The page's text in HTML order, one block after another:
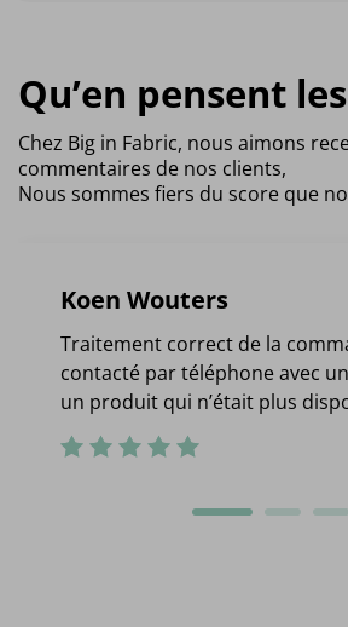
Qu’en pensent
Chez Big in Fabric, nous aimons
commentaires de nos clients,
Nous sommes fiers du score que
Koen Wouters
Traitement correct de la
contacté par téléphone avec
un produit qui n’était plus